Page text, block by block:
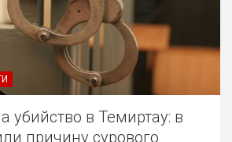
убийство в Темиртау: в
причину сурового